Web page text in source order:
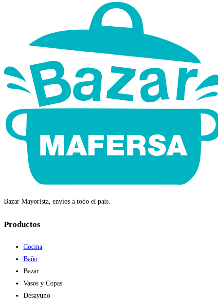
Bazar Mayorista, envíos a todo el país.
Productos
Cocina
Baño
Bazar
Vasos y Copas
Desayuno